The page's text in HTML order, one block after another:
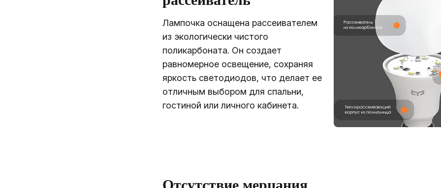
Лампочка оснащена рассеивателем
из экологически чистого
поликарбоната. Он создает
равномерное освещение, сохраняя
яркость светодиодов, что делает ее
отличным выбором для спальни,
гостиной или личного кабинета.